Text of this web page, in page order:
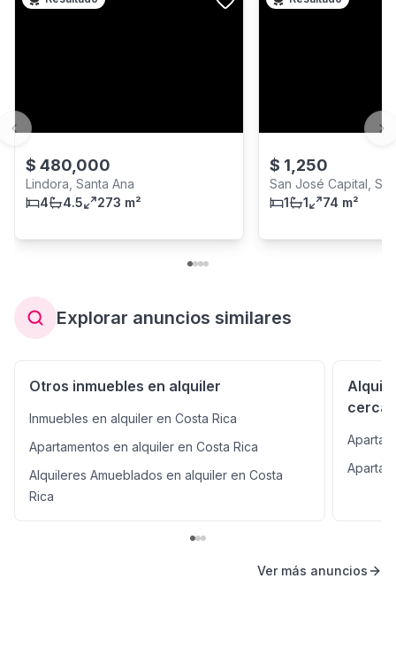
$ 480,000
Lindora, Santa Ana
4
4.5 273 m²
$ 1,250
San José Capital,
provincia
1 1 74 m²
Previous slide
Explorar anuncios similares
Otros inmuebles en alquiler
Inmuebles en alquiler en Costa Rica
Apartamentos en alquiler en Costa Rica
Alquileres Amueblados en alquiler en Costa
Rica
Ver más anuncios